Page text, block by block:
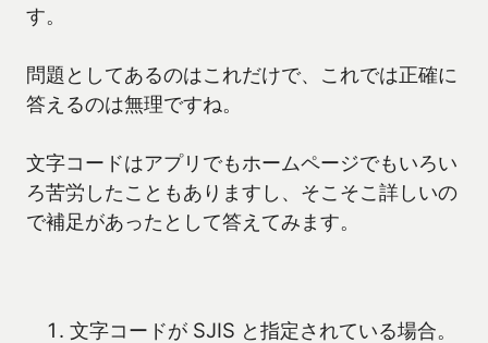
す。
問題としてあるのはこれだけで、これでは正確に
答えるのは無理ですね。
文字コードはアプリでもホームページでもいろい
ろ苦労したこともありますし、そこそこ詳しいの
で補足があったとして答えてみます。
文字コードが SJIS と指定されている場合。